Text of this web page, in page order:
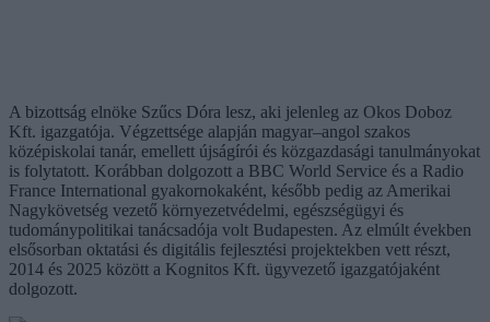
A bizottság elnöke Szűcs Dóra lesz, aki jelenleg az Okos Doboz
Kft. igazgatója. Végzettsége alapján magyar–angol szakos
középiskolai tanár, emellett újságírói és közgazdasági tanulmányokat
is folytatott. Korábban dolgozott a BBC World Service és a Radio
France International gyakornokaként, később pedig az Amerikai
Nagykövetség vezető környezetvédelmi, egészségügyi és
tudománypolitikai tanácsadója volt Budapesten. Az elmúlt években
elsősorban oktatási és digitális fejlesztési projektekben vett részt,
2014 és 2025 között a Kognitos Kft. ügyvezető igazgatójaként
dolgozott.